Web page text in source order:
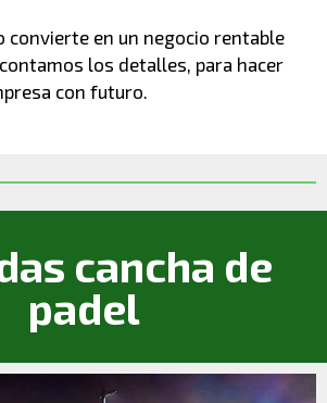
convierte en un negocio rentable
los detalles, para hacer
con futuro.
cancha de
padel